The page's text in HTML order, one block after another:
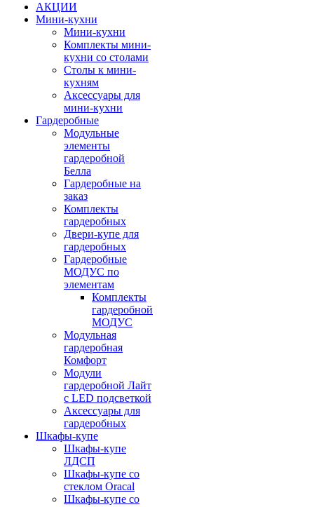
АКЦИИ
Мини-кухни
Мини-кухни
Комплекты мини-
кухни со столами
Столы к мини-
кухням
Аксессуары для
мини-кухни
Гардеробные
Модульные
элементы
гардеробной
Белла
Гардеробные на
заказ
Комплекты
гардеробных
Двери-купе для
гардеробных
Гардеробные
МОДУС по
элементам
Комплекты
гардеробной
МОДУС
Модульная
гардеробная
Комфорт
Модули
гардеробной Лайт
с LED подсветкой
Аксессуары для
гардеробных
Шкафы-купе
Шкафы-купе
ЛДСП
Шкафы-купе со
стеклом Oracal
Шкафы-купе со